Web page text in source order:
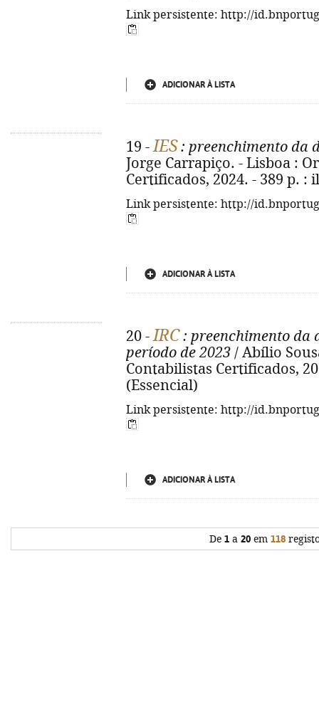
Link persistente: http://
ADICIONAR À LISTA
19 -IES: preenchimento da
Jorge Carrapiço. - Lisboa :
Certificados, 2024. - 389 p. :
Link persistente: http://
ADICIONAR À LISTA
20 -IRC: preenchimento da
período de 2023 / Abílio
Contabilistas Certificados,
(Essencial)
Link persistente: http://
ADICIONAR À LISTA
De 1 a 20 em 118